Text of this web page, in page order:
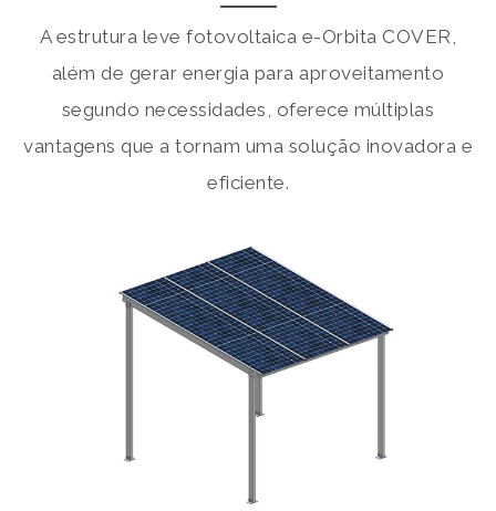
A estrutura leve fotovoltaica e-Orbita COVER,
além de gerar energia para aproveitamento
segundo necessidades, oferece múltiplas
vantagens que a tornam uma solução inovadora e
eficiente.